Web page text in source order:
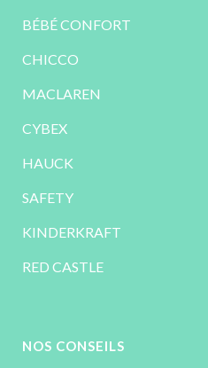
BÉBÉ CONFORT
CHICCO
MACLAREN
CYBEX
HAUCK
SAFETY
KINDERKRAFT
RED CASTLE
NOS CONSEILS